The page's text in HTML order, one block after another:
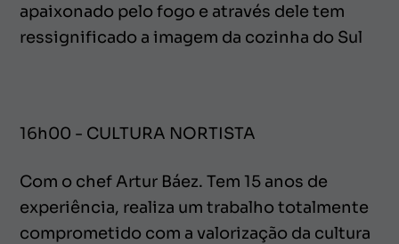
apaixonado pelo fogo e através dele tem
ressignificado a imagem da cozinha do Sul
16h00 - CULTURA NORTISTA
Com o chef Artur Báez. Tem 15 anos de
experiência, realiza um trabalho totalmente
comprometido com a valorização da cultura